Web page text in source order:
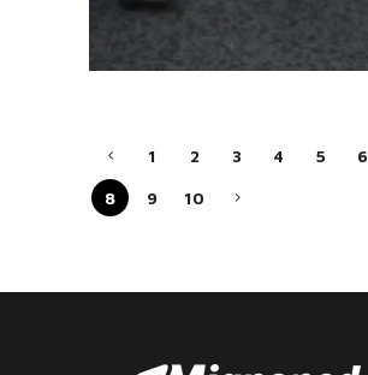
1 2 3 4 5 6
8 9 10